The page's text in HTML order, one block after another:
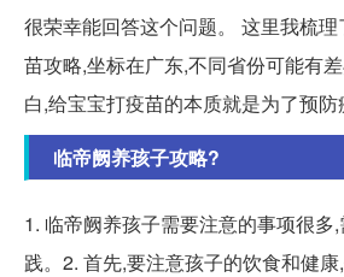
很荣幸能回答这个问题。 这里我梳
苗攻略,坐标在广东,不同省份可能有
白,给宝宝打疫苗的本质就是为了预
临帝阙养孩子攻略?
1. 临帝阙养孩子需要注意的事项很多
践。2. 首先,要注意孩子的饮食和健